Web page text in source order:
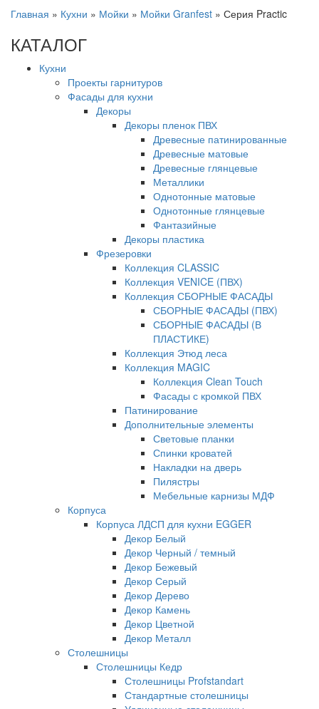
Главная » Кухни » Мойки » Мойки Granfest » Серия Practic
КАТАЛОГ
Кухни
Проекты гарнитуров
Фасады для кухни
Декоры
Декоры пленок ПВХ
Древесные патинированные
Древесные матовые
Древесные глянцевые
Металлики
Однотонные матовые
Однотонные глянцевые
Фантазийные
Декоры пластика
Фрезеровки
Коллекция CLASSIC
Коллекция VENICE (ПВХ)
Коллекция СБОРНЫЕ ФАСАДЫ
СБОРНЫЕ ФАСАДЫ (ПВХ)
СБОРНЫЕ ФАСАДЫ (В
ПЛАСТИКЕ)
Коллекция Этюд леса
Коллекция MAGIC
Коллекция Clean Touch
Фасады с кромкой ПВХ
Патинирование
Дополнительные элементы
Световые планки
Спинки кроватей
Накладки на дверь
Пилястры
Мебельные карнизы МДФ
Корпуса
Корпуса ЛДСП для кухни EGGER
Декор Белый
Декор Черный / темный
Декор Бежевый
Декор Серый
Декор Дерево
Декор Камень
Декор Цветной
Декор Металл
Столешницы
Столешницы Кедр
Столешницы Profstandart
Стандартные столешницы